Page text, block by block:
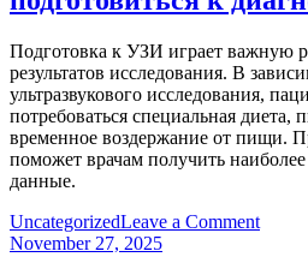
im
Land
der
Подготовка к УЗИ играет важную
результатов исследования. В
ультразвукового исследования,
потребоваться специальная диета,
временное воздержание от пищи.
поможет врачам получить
данные.
UncategorizedLeave a Commenton
November 27, 2025